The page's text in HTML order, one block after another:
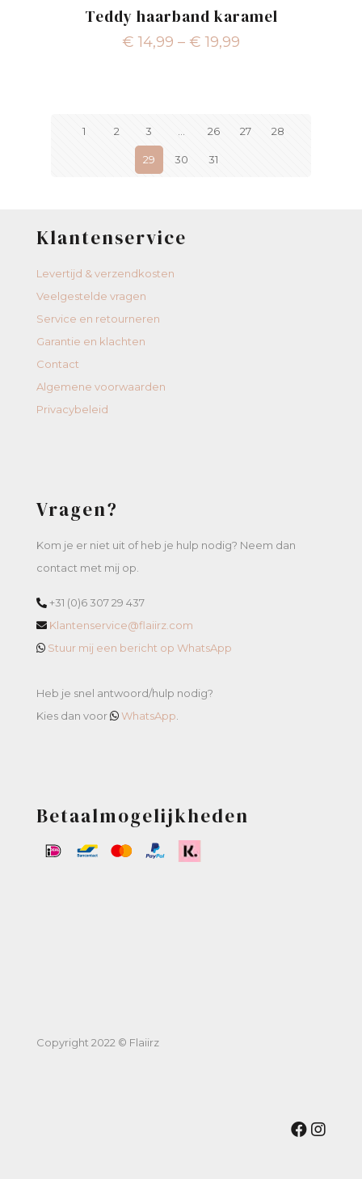
Teddy haarband karamel
€ 14,99 – € 19,99
1 2 3 26 27 28
29 30 31
Klantenservice
Levertijd & verzendkosten
Veelgestelde vragen
Service en retourneren
Garantie en klachten
Contact
Algemene voorwaarden
Privacybeleid
Vragen?
Kom je er niet uit of heb je hulp nodig? Neem dan
contact met mij op.
+31 (0)6 307 29 437
Klantenservice@flaiirz.com
Stuur mij een bericht op WhatsApp
Heb je snel antwoord/hulp nodig?
Kies dan voor
WhatsApp
Betaalmogelijkheden
Copyright 2022 © Flaiirz